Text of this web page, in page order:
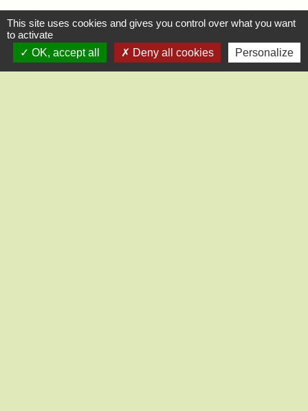
Contact
This site uses cookies and gives you control over what you want
to activate
OK, accept all
Deny all cookies Personalize